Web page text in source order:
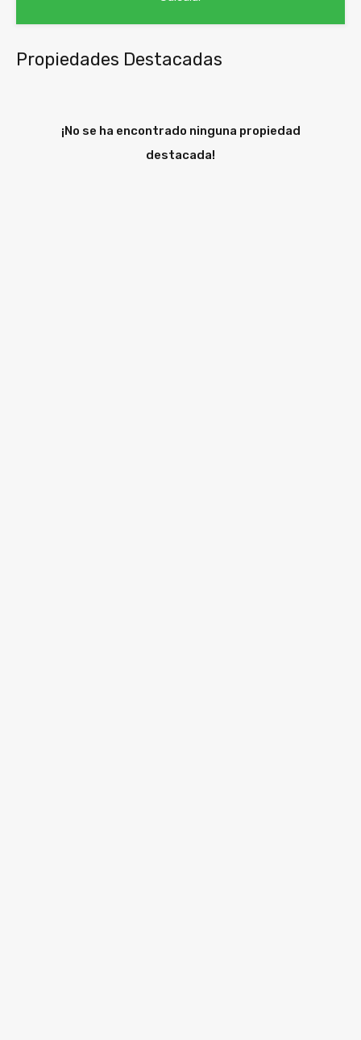
Propiedades Destacadas
¡No se ha encontrado ninguna propiedad
destacada!